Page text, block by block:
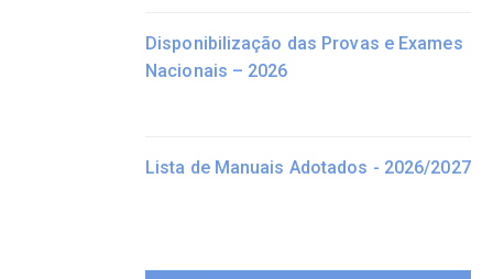
Disponibilização das Provas e Exames
Nacionais – 2026
Lista de Manuais Adotados - 2026/2027